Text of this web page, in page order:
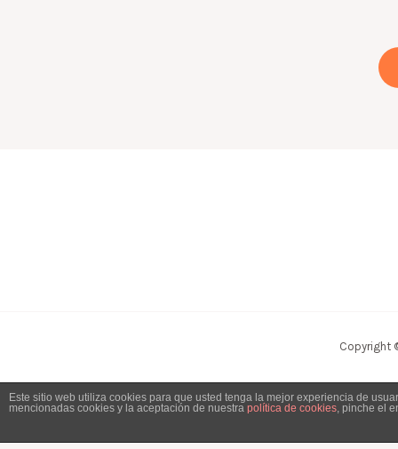
Copyright
Este sitio web utiliza cookies para que usted tenga la mejor experiencia de
mencionadas cookies y la aceptación de nuestra política de cookies , pinche el